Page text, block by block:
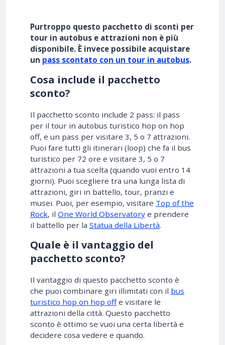
Purtroppo questo pacchetto di sconti per
tour in autobus e attrazioni non è più
disponibile. È invece possibile acquistare
un pass scontato con un tour in autobus.
Cosa include il pacchetto
sconto?
Il pacchetto sconto include 2 pass: il pass
per il tour in autobus turistico hop on hop
off, e un pass per visitare 3, 5 o 7 attrazioni.
Puoi fare tutti gli itinerari (loop) che fa il bus
turistico per 72 ore e visitare 3, 5 o 7
attrazioni a tua scelta (quando vuoi entro 14
giorni). Puoi scegliere tra una lunga lista di
attrazioni, giri in battello, tour, pranzi e
musei. Puoi, per esempio, visitare Top of the
Rock, il One World Observatory e prendere
il battello per la Statua della Libertà.
Quale è il vantaggio del
pacchetto sconto?
Il vantaggio di questo pacchetto sconto è
che puoi combinare giri illimitati con il bus
turistico hop on hop offe visitare le
attrazioni della città. Questo pacchetto
sconto è ottimo se vuoi una certa libertà e
decidere cosa vedere e quando.